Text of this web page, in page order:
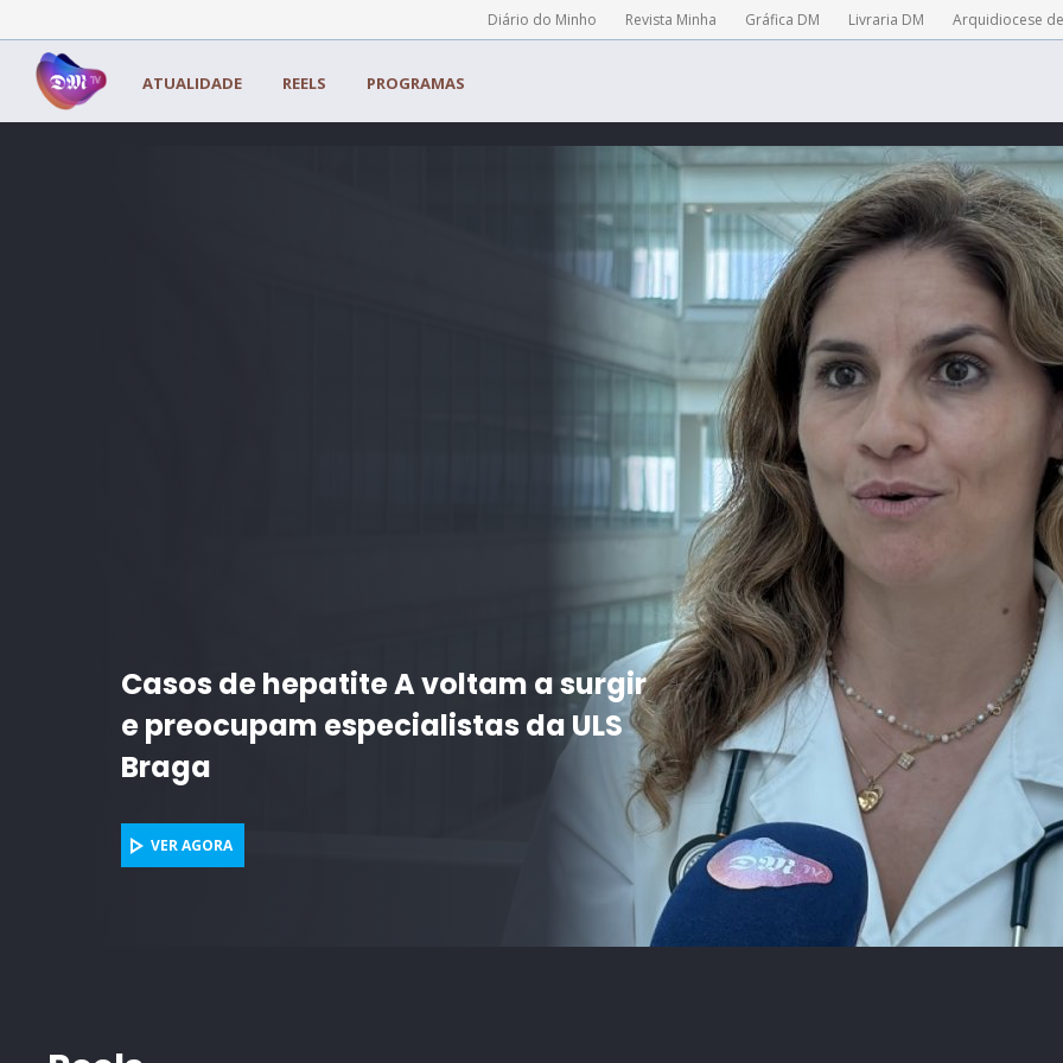
Diário do Minho Revista Minha Gráfica DM Livraria DM Arquidiocese
ATUALIDADE REELS PROGRAMAS
ACAREG 2026 - Programa Especial
VER AGORA